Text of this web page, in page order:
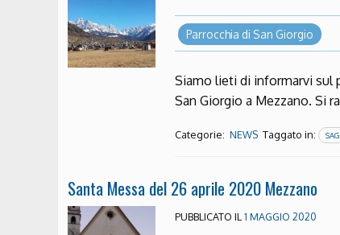
Parrocchia di San Giorgio
Siamo lieti di informarvi sul
San Giorgio a Mezzano. Si
Categorie: NEWS Taggato in:
Santa Messa del 26 aprile 2020 Mezzano
PUBBLICATO IL1 MAGGIO 2020